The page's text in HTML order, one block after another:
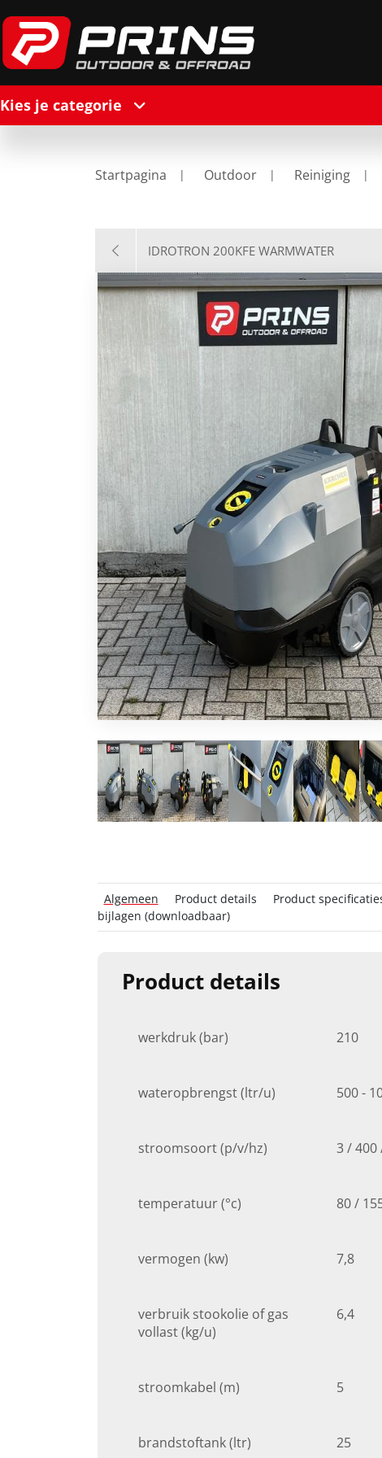
Kies je categorie
Startpagina Outdoor Reiniging
IDROTRON 200KFE WARMWATER
Product details
werkdruk (bar) 210
wateropbrengst (ltr/u) 500 -
stroomsoort (p/v/hz) 3 / 400
temperatuur (°c) 80 /
vermogen (kw) 7,8
verbruik stookolie of gas
vollast (kg/u)
6,4
stroomkabel (m) 5
brandstoftank (ltr) 25
Algemeen Product details Product
bijlagen (downloadbaar)